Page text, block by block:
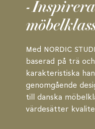
-
Med NORDIC
baserad på trä
karakteristiska
genomgående
till danska
värdesätter